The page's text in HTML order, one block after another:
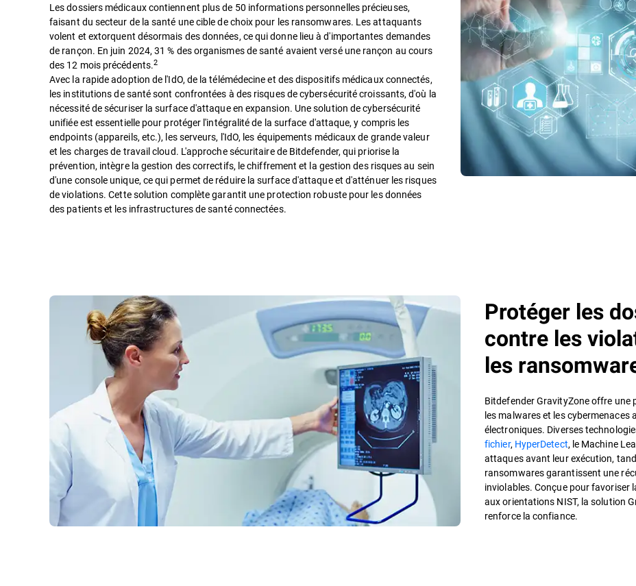
Les dossiers médicaux contiennent plus de 50 informations personnelles précieuses,
faisant du secteur de la santé une cible de choix pour les ransomwares. Les attaquants
volent et extorquent désormais des données, ce qui donne lieu à d'importantes demandes
de rançon. En juin 2024, 31 % des organismes de santé avaient versé une rançon au cours
des 12 mois précédents.2
Avec la rapide adoption de l'IdO, de la télémédecine et des dispositifs médicaux connectés,
les institutions de santé sont confrontées à des risques de cybersécurité croissants, d'où la
nécessité de sécuriser la surface d'attaque en expansion. Une solution de cybersécurité
unifiée est essentielle pour protéger l'intégralité de la surface d'attaque, y compris les
endpoints (appareils, etc.), les serveurs, l'IdO, les équipements médicaux de grande valeur
et les charges de travail cloud. L'approche sécuritaire de Bitdefender, qui priorise la
prévention, intègre la gestion des correctifs, le chiffrement et la gestion des risques au sein
d'une console unique, ce qui permet de réduire la surface d'attaque et d'atténuer les risques
de violations. Cette solution complète garantit une protection robuste pour les données
des patients et les infrastructures de santé connectées.
Protéger les
contre les
les
Bitdefender GravityZone offre
les malwares et les
électroniques. Diverses
fichier, HyperDetect, le Machine
attaques avant leur exécution,
ransomwares garantissent une
inviolables. Conçue pour favoriser
aux orientations NIST, la solution
renforce la confiance.